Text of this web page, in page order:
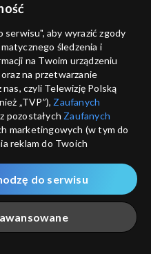
aby wyrazić zgody
śledzenia i
na Twoim urządzeniu
na przetwarzanie
czyli Telewizję Polską
„TVP”), Zaufanych
pozostałych Zaufanych
marketingowych (w tym do
reklam do Twoich
zgody na udostępnianie
Google.
odwiedzania przez
zwanych dalej
za pomocą
do serwisu